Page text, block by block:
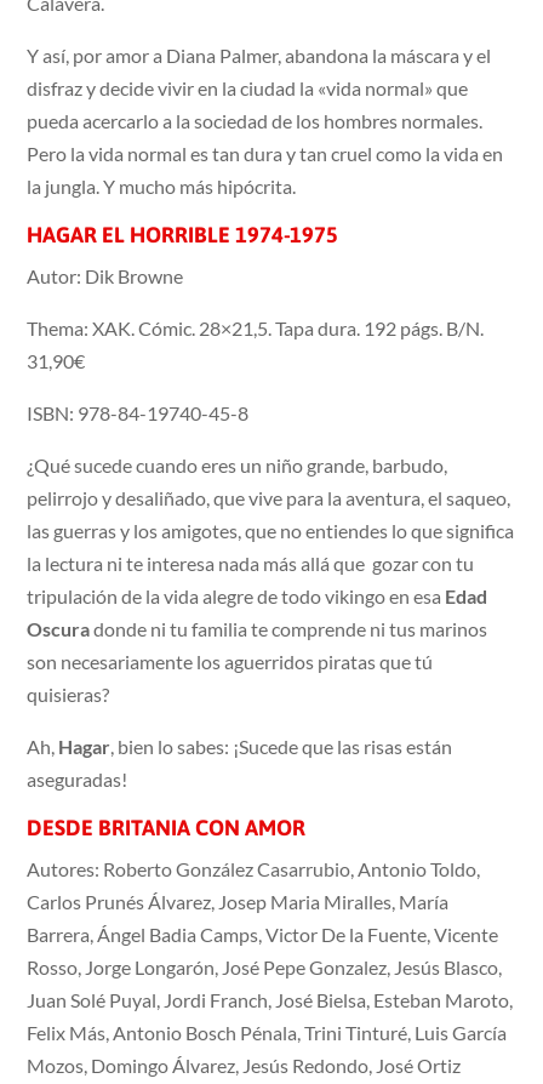
Y así, por amor a Diana Palmer, abandona la máscara y el
disfraz y decide vivir en la ciudad la «vida normal» que
pueda acercarlo a la sociedad de los hombres normales.
Pero la vida normal es tan dura y tan cruel como la vida en
la jungla. Y mucho más hipócrita.
HAGAR EL HORRIBLE 1974-1975
Autor: Dik Browne
Thema: XAK. Cómic. 28×21,5. Tapa dura. 192 págs. B/N.
31,90€
ISBN: 978-84-19740-45-8
¿Qué sucede cuando eres un niño grande, barbudo,
pelirrojo y desaliñado, que vive para la aventura, el saqueo,
las guerras y los amigotes, que no entiendes lo que significa
la lectura ni te interesa nada más allá que gozar con tu
tripulación de la vida alegre de todo vikingo en esa Edad
Oscuradonde ni tu familia te comprende ni tus marinos
son necesariamente los aguerridos piratas que tú
quisieras?
Ah, Hagar , bien lo sabes: ¡Sucede que las risas están
aseguradas!
DESDE BRITANIA CON AMOR
Autores: Roberto González Casarrubio, Antonio Toldo,
Carlos Prunés Álvarez, Josep Maria Miralles, María
Barrera, Ángel Badia Camps, Victor De la Fuente, Vicente
Rosso, Jorge Longarón, José Pepe Gonzalez, Jesús Blasco,
Juan Solé Puyal, Jordi Franch, José Bielsa, Esteban Maroto,
Felix Más, Antonio Bosch Pénala, Trini Tinturé, Luis García
Mozos, Domingo Álvarez, Jesús Redondo, José Ortiz